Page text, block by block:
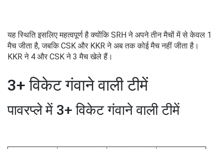
यह स्थिति इसलिए महत्वपूर्ण है क्योंकि SRH ने अपने तीन मैचों में से केवल 1
मैच जीता है, जबकि CSK और KKR ने अब तक कोई मैच नहीं जीता है।
KKR ने 4 और CSK ने 3 मैच खेले हैं।
3+ विकेट गंवाने वाली टीमें
पावरप्ले में 3+ विकेट गंवाने वाली टीमें